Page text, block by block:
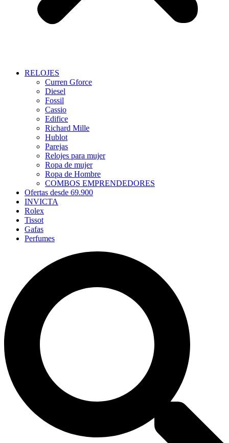
RELOJES
Curren Gforce
Diesel
Fossil
Cassio
Edifice
Richard Mille
Hublot
Parejas
Relojes para mujer
Ropa de mujer
Ropa de Hombre
COMBOS EMPRENDEDORES
Ofertas desde 69.900
INVICTA
Rolex
Tissot
Gafas
Perfumes